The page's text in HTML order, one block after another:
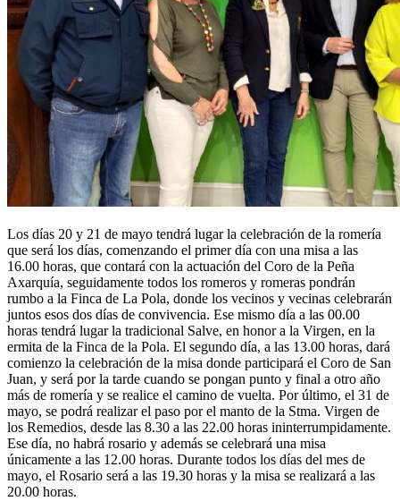
Los días 20 y 21 de mayo tendrá lugar la celebración de la romería
que será los días, comenzando el primer día con una misa a las
16.00 horas, que contará con la actuación del Coro de la Peña
Axarquía, seguidamente todos los romeros y romeras pondrán
rumbo a la Finca de La Pola, donde los vecinos y vecinas celebrarán
juntos esos dos días de convivencia. Ese mismo día a las 00.00
horas tendrá lugar la tradicional Salve, en honor a la Virgen, en la
ermita de la Finca de la Pola. El segundo día, a las 13.00 horas, dará
comienzo la celebración de la misa donde participará el Coro de San
Juan, y será por la tarde cuando se pongan punto y final a otro año
más de romería y se realice el camino de vuelta. Por último, el 31 de
mayo, se podrá realizar el paso por el manto de la Stma. Virgen de
los Remedios, desde las 8.30 a las 22.00 horas ininterrumpidamente.
Ese día, no habrá rosario y además se celebrará una misa
únicamente a las 12.00 horas. Durante todos los días del mes de
mayo, el Rosario será a las 19.30 horas y la misa se realizará a las
20.00 horas.